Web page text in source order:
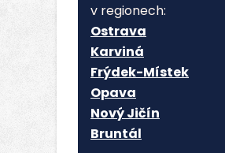
v regionech:
Ostrava
Karviná
Frýdek-Místek
Opava
Nový Jičín
Bruntál